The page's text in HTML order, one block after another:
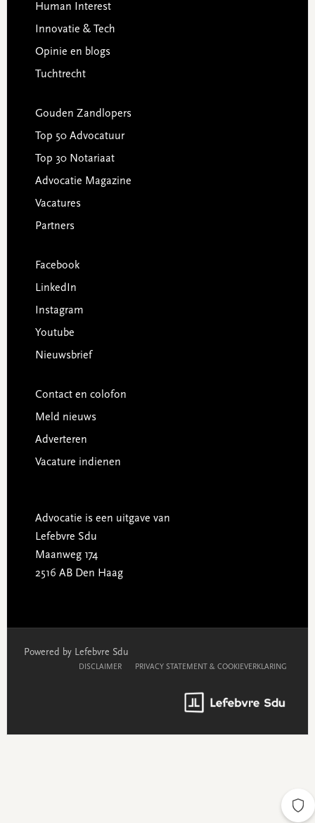
Human Interest
Innovatie & Tech
Opinie en blogs
Tuchtrecht
Gouden Zandlopers
Top 50 Advocatuur
Top 30 Notariaat
Advocatie Magazine
Vacatures
Partners
Facebook
LinkedIn
Instagram
Youtube
Nieuwsbrief
Contact en colofon
Meld nieuws
Adverteren
Vacature indienen
Advocatie is een uitgave van
Lefebvre Sdu
Maanweg 174
2516 AB Den Haag
Powered by Lefebvre Sdu
DISCLAIMER PRIVACY STATEMENT & COOKIEVERKLARING